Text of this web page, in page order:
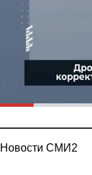
Новости СМИ2